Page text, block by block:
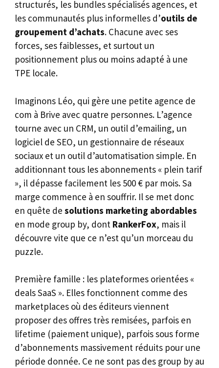
structurés, les bundles spécialisés agences, et
les communautés plus informelles d’outils de
groupement d’achats. Chacune avec ses
forces, ses faiblesses, et surtout un
positionnement plus ou moins adapté à une
TPE locale.
Imaginons Léo, qui gère une petite agence de
com à Brive avec quatre personnes. L’agence
tourne avec un CRM, un outil d’emailing, un
logiciel de SEO, un gestionnaire de réseaux
sociaux et un outil d’automatisation simple. En
additionnant tous les abonnements « plein tarif
», il dépasse facilement les 500 € par mois. Sa
marge commence à en souffrir. Il se met donc
en quête de solutions marketing abordables
en mode group by, dont RankerFox, mais il
découvre vite que ce n’est qu’un morceau du
puzzle.
Première famille : les plateformes orientées «
deals SaaS ». Elles fonctionnent comme des
marketplaces où des éditeurs viennent
proposer des offres très remisées, parfois en
lifetime (paiement unique), parfois sous forme
d’abonnements massivement réduits pour une
période donnée. Ce ne sont pas des group by au